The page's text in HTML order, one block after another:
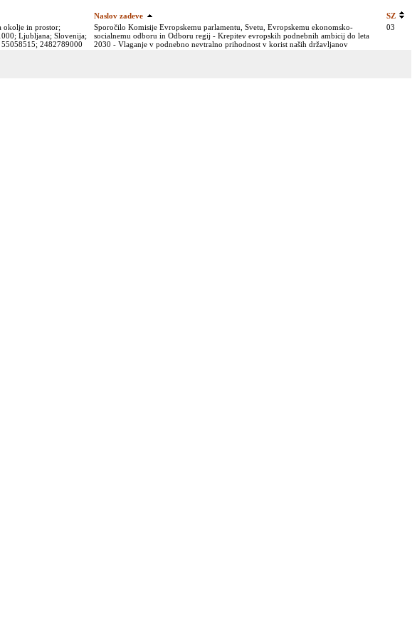
Naslov zadeve
SZ
okolje in prostor;
Ljubljana; Slovenija;
2482789000
Sporočilo Komisije Evropskemu parlamentu, Svetu, Evropskemu ekonomsko-
socialnemu odboru in Odboru regij - Krepitev evropskih podnebnih ambicij do leta
2030 - Vlaganje v podnebno nevtralno prihodnost v korist naših državljanov
03